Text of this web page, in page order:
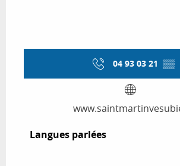
04 93 03 21 ▒▒
Langues parlées
Langues parlées